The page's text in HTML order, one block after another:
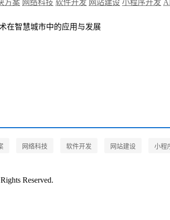
方案 网络科技 软件开发 网站建设 小程序开发
在智慧城市中的应用与发展
网络科技 软件开发 网站建设 小程
Reserved.